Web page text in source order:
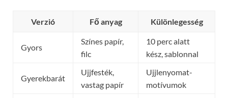
Verzió Fő anyag Különlegesség
Gyors
Színes papír,
filc
10 perc alatt
kész, sablonnal
Gyerekbarát
Ujjfesték,
vastag papír
Ujjlenyomat-
motívumok